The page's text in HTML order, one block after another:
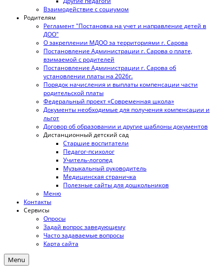
Взаимодействие с социумом
Родителям
Регламент "Постановка на учет и направление детей в
ДОО"
О закреплении МДОО за территориями г. Сарова
Постановление Администрации г. Сарова о плате,
взимаемой с родителей
Постановление Администрации г. Сарова об
установлении платы на 2026г.
Порядок начисления и выплаты компенсации части
родительской платы
Федеральный проект «Современная школа»
Документы необходимые для получения компенсации и
льгот
Договор об образовании и другие шаблоны документов
Дистанционный детский сад
Старшие воспитатели
Педагог-психолог
Учитель-логопед
Музыкальный руководитель
Медицинская страничка
Полезные сайты для дошкольников
Меню
Контакты
Сервисы
Опросы
Задай вопрос заведующему
Часто задаваемые вопросы
Карта сайта
Menu